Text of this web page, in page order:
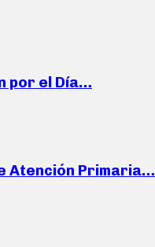
por el Día…
Atención Primaria…